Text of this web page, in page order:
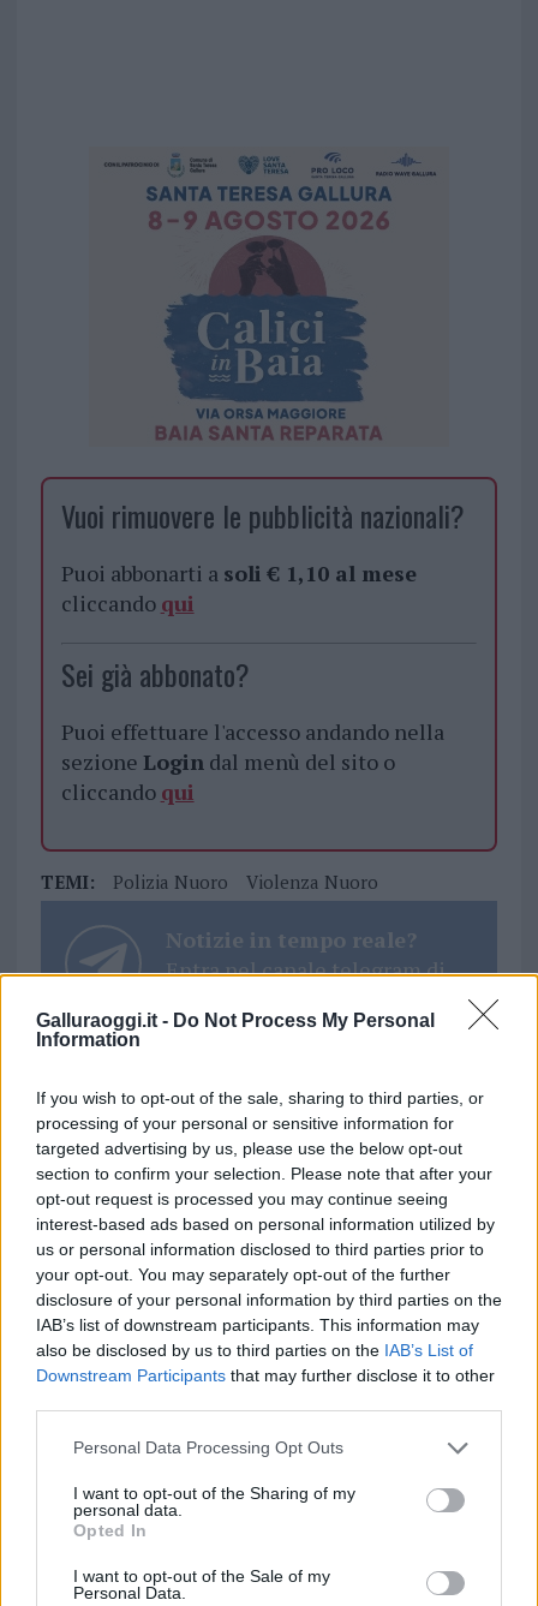
Galluraoggi.it - Do Not Process My Personal
Information
If you wish to opt-out of the sale, sharing to third parties, or
processing of your personal or sensitive information for
targeted advertising by us, please use the below opt-out
section to confirm your selection. Please note that after your
opt-out request is processed you may continue seeing
interest-based ads based on personal information utilized by
us or personal information disclosed to third parties prior to
your opt-out. You may separately opt-out of the further
disclosure of your personal information by third parties on the
IAB’s list of downstream participants. This information may
also be disclosed by us to third parties on the IAB’s List of
Downstream Participants that may further disclose it to other
Please note that this website/app uses one or more Google
not limited to your visit or usage behaviour. You may click to
grant or deny consent to Google and its third-party tags to
use your data for below specified purposes in below Google
consent section.
Personal Data Processing Opt Outs
I want to opt-out of the Sharing of my
personal data.
Opted In
I want to opt-out of the Sale of my
Personal Data.
Vuoi rimuovere le pubblicità nazionali?
Puoi abbonarti a soli € 1,10 al mese
cliccando qui
Sei già abbonato?
Puoi effettuare l'accesso andando nella
sezione Logindal menù del sito o
cliccando qui
TEMI: Polizia Nuoro Violenza Nuoro
Notizie in tempo reale?
Entra nel canale telegram di
Inviaci le tue segnalazioni,
i tuoi video e le tue foto
Su WhatsApp al numero +39
345 356 7512
Ricevi le nostre ultime news
daGoogle News
Condividi l'articolo
Pi W